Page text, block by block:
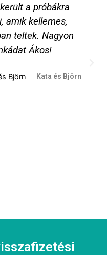
a próbákra
amik kellemes,
teltek. Nagyon
Ákos!
Kata és Björn